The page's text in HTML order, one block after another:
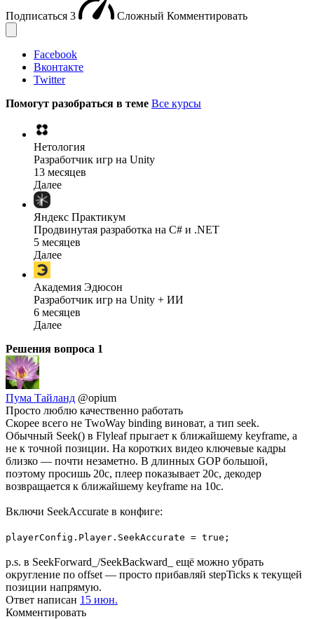
Подписаться 3 Сложный Комментировать
Facebook
Вконтакте
Twitter
Помогут разобраться в теме Все курсы
Нетология
Разработчик игр на Unity
13 месяцев
Далее
Яндекс Практикум
Продвинутая разработка на C# и .NET
5 месяцев
Далее
Академия Эдюсон
Разработчик игр на Unity + ИИ
6 месяцев
Далее
Решения вопроса 1
Пума Тайланд @opium
Просто люблю качественно работать
Скорее всего не TwoWay binding виноват, а тип seek.
Обычный Seek() в Flyleaf прыгает к ближайшему keyframe, а
не к точной позиции. На коротких видео ключевые кадры
близко — почти незаметно. В длинных GOP большой,
поэтому просишь 20с, плеер показывает 20с, декодер
возвращается к ближайшему keyframe на 10с.
Включи SeekAccurate в конфиге:
playerConfig.Player.SeekAccurate = true;
p.s. в SeekForward_/SeekBackward_ ещё можно убрать
округление по offset — просто прибавляй stepTicks к текущей
позиции напрямую.
Ответ написан 15 июн.
Комментировать